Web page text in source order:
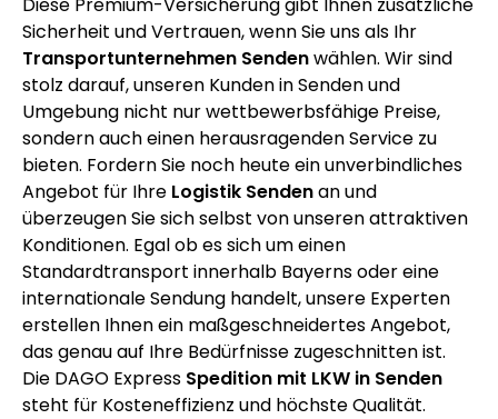
Sicherheit und Vertrauen, wenn Sie uns als Ihr
Transportunternehmen Sendenwählen. Wir sind
stolz darauf, unseren Kunden in Senden und
Umgebung nicht nur wettbewerbsfähige Preise,
sondern auch einen herausragenden Service zu
bieten. Fordern Sie noch heute ein unverbindliches
Angebot für Ihre Logistik Sendenan und
überzeugen Sie sich selbst von unseren attraktiven
Konditionen. Egal ob es sich um einen
Standardtransport innerhalb Bayerns oder eine
internationale Sendung handelt, unsere Experten
erstellen Ihnen ein maßgeschneidertes Angebot,
das genau auf Ihre Bedürfnisse zugeschnitten ist.
Die DAGO Express Spedition mit LKW in Senden
steht für Kosteneffizienz und höchste Qualität.